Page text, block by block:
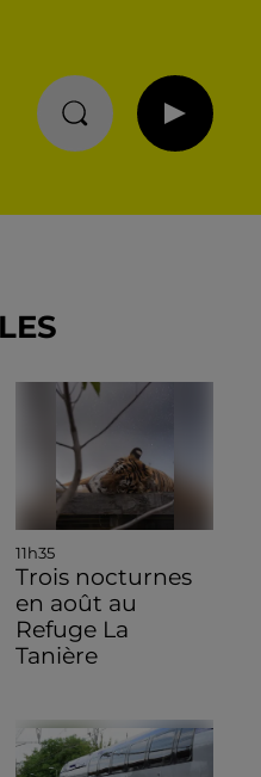
11h35
Trois nocturnes
en août au
Refuge La
Tanière